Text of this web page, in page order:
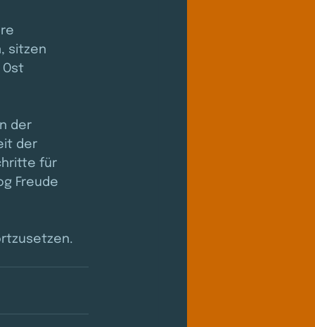
sitzen
der
der
für
Freude